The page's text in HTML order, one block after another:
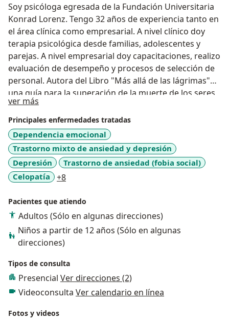
Soy psicóloga egresada de la Fundación Universitaria
Konrad Lorenz. Tengo 32 años de experiencia tanto en
el área clínica como empresarial. A nivel clínico doy
terapia psicológica desde familias, adolescentes y
parejas. A nivel empresarial doy capacitaciones, realizo
evaluación de desempeño y procesos de selección de
personal. Autora del Libro "Más allá de las lágrimas"
una guía para la superación de la muerte de los seres
queridos.
ver más
Principales enfermedades tratadas
Dependencia emocional
Trastorno mixto de ansiedad y depresión
Depresión
Trastorno de ansiedad (fobia social)
Celopatía
+8a11y_sr_more_diseases
Pacientes que atiendo
Adultos (Sólo en algunas direcciones)
Niños a partir de 12 años (Sólo en algunas
direcciones)
Tipos de consulta
Presencial Ver direcciones (2)
Videoconsulta Ver calendario en línea
Fotos y videos